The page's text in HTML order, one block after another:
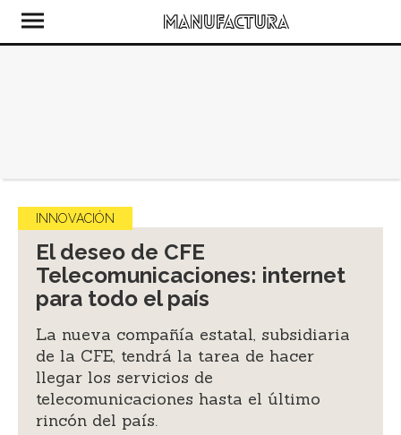
INNOVACIÓN
El deseo de CFE
Telecomunicaciones: internet
para todo el país
La nueva compañía estatal, subsidiaria
de la CFE, tendrá la tarea de hacer
llegar los servicios de
telecomunicaciones hasta el último
rincón del país.